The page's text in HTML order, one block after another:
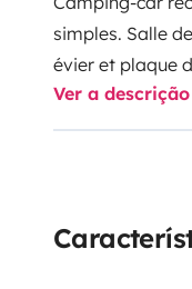
simples. Salle
évier et plaque
bluethoot, GPS
Ver a descrição